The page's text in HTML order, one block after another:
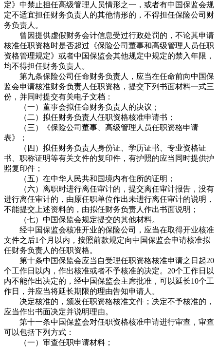
定》中禁止担任高级管理人员情形之一，或者有中国保监会规
定不适宜担任财务负责人的其他情形的，不得担任保险公司财
务负责人。
曾因提供虚假财务会计信息受过行政处罚的，不论其申请
核准任职资格时是否超过《保险公司董事和高级管理人员任职
资格管理规定》或者中国保监会其他规定中规定的禁入年限，
均不得担任财务负责人。
第九条保险公司任命财务负责人，应当在任命前向中国保
监会申请核准财务负责人任职资格，提交下列书面材料一式三
份，并同时提交有关电子文档：
（一）董事会拟任命财务负责人的决议；
（二）拟任财务负责人任职资格核准申请书；
（三）《保险公司董事、高级管理人员任职资格申请
表》；
（四）拟任财务负责人身份证、学历证书、专业资格证
书、职称证明等有关文件的复印件，有护照的应当同时提供护
照复印件；
（五）在中华人民共和国境内有住所的证明；
（六）离职时进行离任审计的，提交离任审计报告，没有
进行离任审计的，由原任职单位作出未进行离任审计的说明，
不能提交上述资料的，由拟任财务负责人作出书面说明；
（七）中国保监会规定提交的其他材料。
经中国保监会核准开业的保险公司，应当在取得开业核准
文件之后1个月以内，按照前款规定向中国保监会申请核准拟
任财务负责人的任职资格。
第十条中国保监会应当自受理任职资格核准申请之日起20
个工作日以内，作出核准或者不予核准的决定。20个工作日以
内不能作出决定的，经中国保监会主席批准，可以延长10个工
作日，并应当将延长期限的理由告知申请人。
决定核准的，颁发任职资格核准文件；决定不予核准的，
应当作出书面决定并说明理由。
第十一条中国保监会对任职资格核准申请进行审查，审查
可以包括下列方式：
（一）审查任职申请材料；